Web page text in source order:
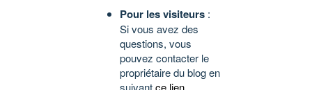
Pour les visiteurs :
Si vous avez des
questions, vous
pouvez contacter le
propriétaire du blog en
suivantce lien.